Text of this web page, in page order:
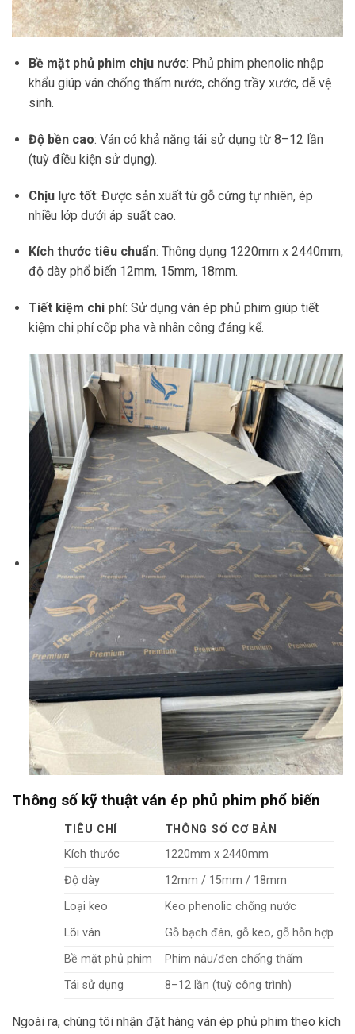
Bề mặt phủ phim chịu nước: Phủ phim phenolic nhập
khẩu giúp ván chống thấm nước, chống trầy xước, dễ vệ
sinh.
Độ bền cao: Ván có khả năng tái sử dụng từ 8–12 lần
(tuỳ điều kiện sử dụng).
Chịu lực tốt: Được sản xuất từ gỗ cứng tự nhiên, ép
nhiều lớp dưới áp suất cao.
Kích thước tiêu chuẩn: Thông dụng 1220mm x 2440mm,
độ dày phổ biến 12mm, 15mm, 18mm.
Tiết kiệm chi phí: Sử dụng ván ép phủ phim giúp tiết
kiệm chi phí cốp pha và nhân công đáng kể.
Thông số kỹ thuật ván ép phủ phim phổ biến
TIÊU CHÍ
THÔNG SỐ CƠ BẢN
Kích thước
1220mm x 2440mm
Độ dày
12mm / 15mm / 18mm
Loại keo
Keo phenolic chống nước
Lõi ván
Gỗ bạch đàn, gỗ keo, gỗ hỗn hợp
Bề mặt phủ phim
Phim nâu/đen chống thấm
Tái sử dụng
8–12 lần (tuỳ công trình)
Ngoài ra, chúng tôi nhận đặt hàng ván ép phủ phim theo kích